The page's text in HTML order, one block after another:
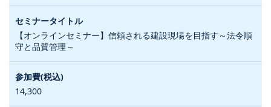
【オンラインセミナー】信頼される建設現場を目指す～法令順
守と品質管理～
14,300